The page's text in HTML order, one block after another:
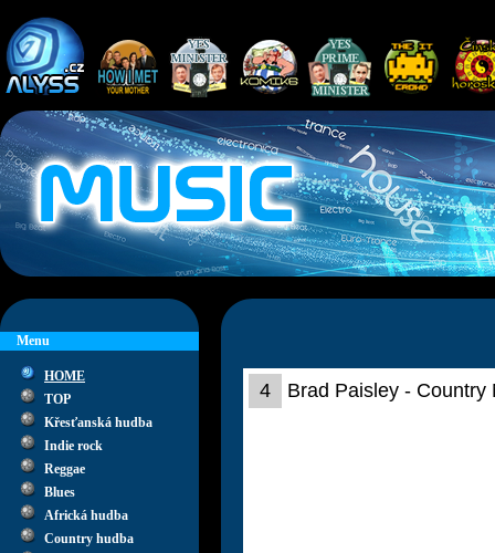
Menu
HOME
TOP
Křesťanská hudba
Indie rock
Reggae
Blues
Africká hudba
Country hudba
4 Brad Paisley - Country